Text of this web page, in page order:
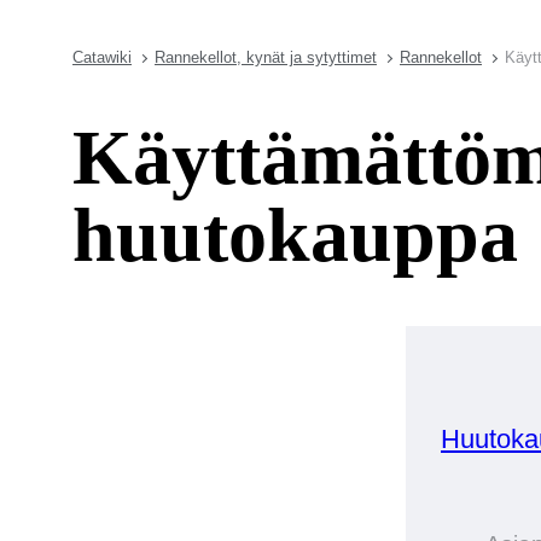
Catawiki Rannekellot, kynät ja sytyttimet Rannekellot
huutokauppa